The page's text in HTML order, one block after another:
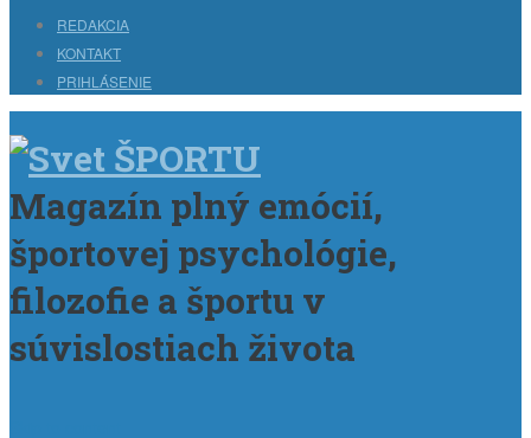
REDAKCIA
KONTAKT
PRIHLÁSENIE
Magazín plný emócií,
športovej psychológie,
filozofie a športu v
súvislostiach života